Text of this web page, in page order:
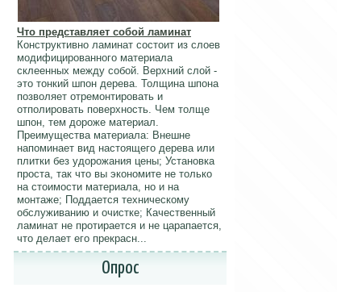
Что представляет собой ламинат
Конструктивно ламинат состоит из слоев
модифицированного материала
склеенных между собой. Верхний слой -
это тонкий шпон дерева. Толщина шпона
позволяет отремонтировать и
отполировать поверхность. Чем толще
шпон, тем дороже материал.
Преимущества материала: Внешне
напоминает вид настоящего дерева или
плитки без удорожания цены; Установка
проста, так что вы экономите не только
на стоимости материала, но и на
монтаже; Поддается техническому
обслуживанию и очистке; Качественный
ламинат не протирается и не царапается,
что делает его прекрасн...
Опрос